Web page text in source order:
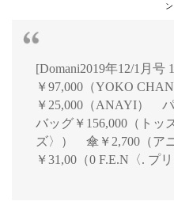
ン
[Domani2019年12/1月号
￥97,000（YOKO
￥25,000（ANAYI）
バッグ￥156,000（トッ
ズ〉） 傘￥2,700（ア
￥31,00（0 F.E.N〈. プ